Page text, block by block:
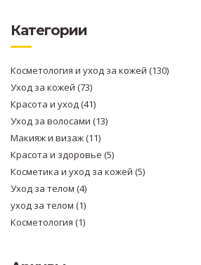
Категории
Косметология и уход за кожей (130)
Уход за кожей (73)
Красота и уход(41)
Уход за волосами (13)
Макияж и визаж(11)
Красота и здоровье (5)
Косметика и уход за кожей (5)
Уход за телом (4)
уход за телом (1)
Косметология (1)